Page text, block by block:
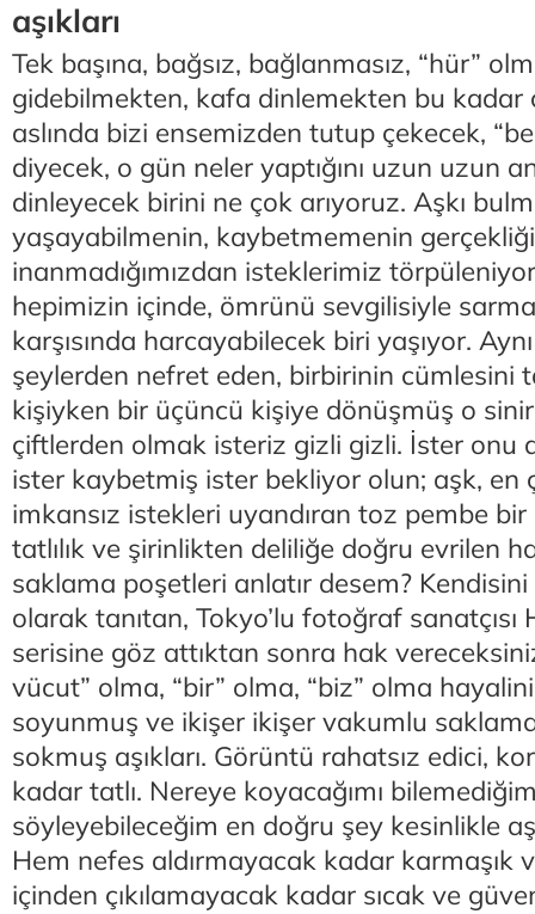
aşıkları
Tek başına, bağsız, bağlanmasız, “hür”
gidebilmekten, kafa dinlemekten bu kadar
aslında bizi ensemizden tutup çekecek,
diyecek, o gün neler yaptığını uzun uzun
dinleyecek birini ne çok arıyoruz. Aşkı
yaşayabilmenin, kaybetmemenin
inanmadığımızdan isteklerimiz
hepimizin içinde, ömrünü sevgilisiyle
karşısında harcayabilecek biri yaşıyor.
şeylerden nefret eden, birbirinin cümlesini
kişiyken bir üçüncü kişiye dönüşmüş o
çiftlerden olmak isteriz gizli gizli. İster onu
ister kaybetmiş ister bekliyor olun; aşk, en
imkansız istekleri uyandıran toz pembe bir
tatlılık ve şirinlikten deliliğe doğru evrilen
saklama poşetleri anlatır desem?
olarak tanıtan, Tokyo’lu fotoğraf sanatçısı
serisine göz attıktan sonra hak
vücut” olma, “bir” olma, “biz” olma
soyunmuş ve ikişer ikişer vakumlu
sokmuş aşıkları. Görüntü rahatsız edici,
kadar tatlı. Nereye koyacağımı
söyleyebileceğim en doğru şey kesinlikle
Hem nefes aldırmayacak kadar karmaşık
içinden çıkılamayacak kadar sıcak ve